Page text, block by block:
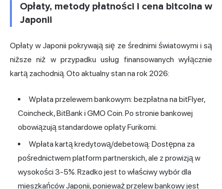
Opłaty, metody płatności i cena bitcoina w
Japonii
Opłaty w Japonii pokrywają się ze średnimi światowymi i są
niższe niż w przypadku usług finansowanych wyłącznie
kartą zachodnią. Oto aktualny stan na rok 2026:
Wpłata przelewem bankowym: bezpłatna na bitFlyer,
Coincheck, BitBank i GMO Coin. Po stronie bankowej
obowiązują standardowe opłaty Furikomi.
Wpłata kartą kredytową/debetową: Dostępna za
pośrednictwem platform partnerskich, ale z prowizją w
wysokości 3-5%. Rzadko jest to właściwy wybór dla
mieszkańców Japonii, ponieważ przelew bankowy jest